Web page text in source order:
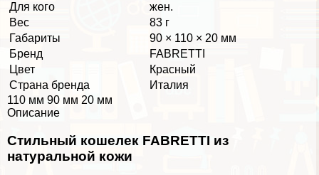
Для кого
жен.
Вес
83 г
Габариты
90 × 110 × 20 мм
Бренд
FABRETTI
Цвет
Красный
Страна бренда
Италия
110 мм 90 мм 20 мм
Описание
Стильный кошелек FABRETTI из
натуральной кожи